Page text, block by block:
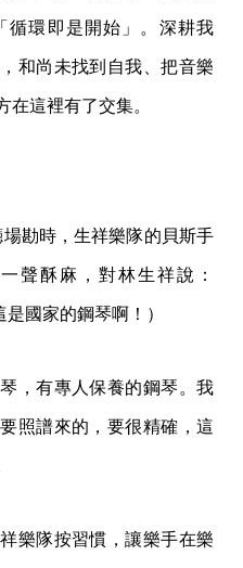
循環即是開始」。深耕我
和尚未找到自我、把音樂
在這裡有了交集。
勘時，生祥樂隊的貝斯手
聲酥麻，對林生祥說：
是國家的鋼琴啊！）
，有專人保養的鋼琴。我
照譜來的，要很精確，這
樂隊按習慣，讓樂手在樂